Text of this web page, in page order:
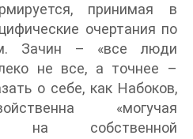
принимая в
очертания по
Зачин – «все люди
не все, а точнее –
о себе, как Набоков,
«могучая
на собственной